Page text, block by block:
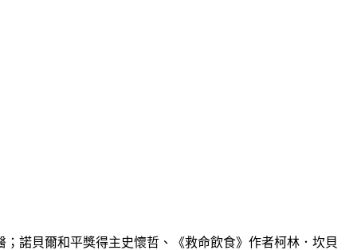
諾貝爾和平獎得主史懷哲、《救命飲食》作者柯林．坎貝